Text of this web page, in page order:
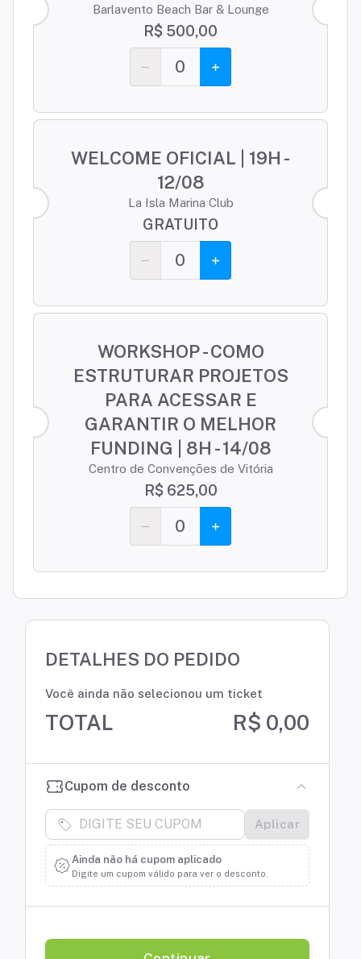
Barlavento Beach Bar & Lounge
R$ 500,00
0
WELCOME OFICIAL | 19H -
12/08
La Isla Marina Club
GRATUITO
0
WORKSHOP - COMO
ESTRUTURAR PROJETOS
PARA ACESSAR E
GARANTIR O MELHOR
FUNDING | 8H - 14/08
Centro de Convenções de Vitória
R$ 625,00
0
DETALHES DO PEDIDO
Você ainda não selecionou um ticket
TOTAL R$ 0,00
Cupom de desconto
Aplicar
Ainda não há cupom aplicado
Digite um cupom válido para ver o desconto.